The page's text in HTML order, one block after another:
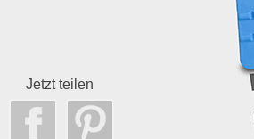
Jetzt teilen